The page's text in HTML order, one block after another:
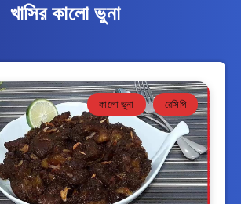
খাসির কালো ভুনা
কালো ভুনা রেসিপি